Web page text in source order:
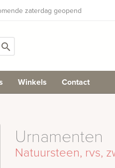
zaterdag geopend
search
Winkels Contact
Urnamenten
Natuursteen, rvs,